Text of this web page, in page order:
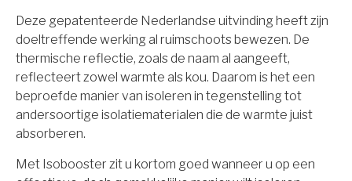
Deze gepatenteerde Nederlandse uitvinding heeft zijn
doeltreffende werking al ruimschoots bewezen. De
thermische reflectie, zoals de naam al aangeeft,
reflecteert zowel warmte als kou. Daarom is het een
beproefde manier van isoleren in tegenstelling tot
andersoortige isolatiematerialen die de warmte juist
absorberen.
Met Isobooster zit u kortom goed wanneer u op een